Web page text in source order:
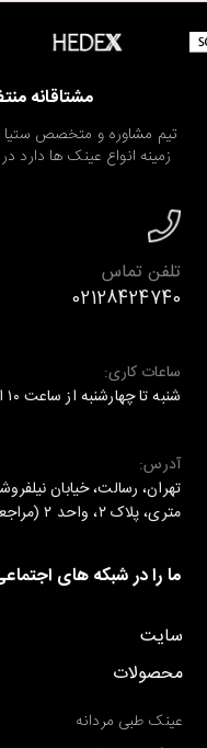
مشتاقانه
تیم مشاوره و متخصص ستیا
زمینه انواع عینک ها دارد
تلفن تماس
02128424740
ساعات کاری:
شنبه تا چهارشنبه از ساعت ۱۰ الی ۱۸؛ پنج شنبه ها از ساعت ۱۰ الی ۱۶
آدرس:
تهران، رسالت، خیابان
متری، پلاک ۲، واحد ۲ (مراجعه با هماهنگی قبلی)
ما را در شبکه های
سایت
محصولات
عینک طبی مردانه